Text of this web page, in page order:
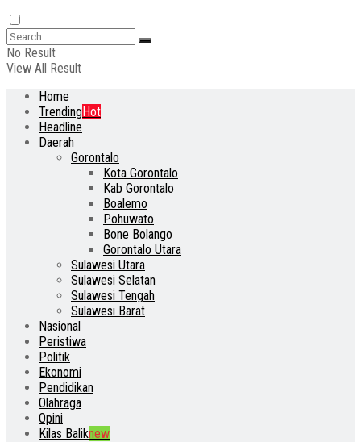
No Result
View All Result
Home
TrendingHot
Headline
Daerah
Gorontalo
Kota Gorontalo
Kab Gorontalo
Boalemo
Pohuwato
Bone Bolango
Gorontalo Utara
Sulawesi Utara
Sulawesi Selatan
Sulawesi Tengah
Sulawesi Barat
Nasional
Peristiwa
Politik
Ekonomi
Pendidikan
Olahraga
Opini
Kilas Baliknew